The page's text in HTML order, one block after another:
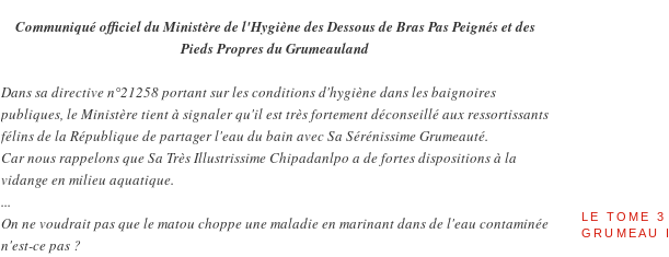
Communiqué officiel du Ministère de l'Hygiène des Dessous de Bras Pas Peignés et des
Pieds Propres du Grumeauland
Dans sa directive n°21258 portant sur les conditions d'hygiène dans les baignoires
publiques, le Ministère tient à signaler qu'il est très fortement déconseillé aux ressortissants
félins de la République de partager l'eau du bain avec Sa Sérénissime Grumeauté.
Car nous rappelons que Sa Très Illustrissime Chipadanlpo a de fortes dispositions à la
vidange en milieu aquatique.
...
On ne voudrait pas que le matou choppe une maladie en marinant dans de l'eau contaminée
n'est-ce pas ?
LE TOME
GRUMEAU